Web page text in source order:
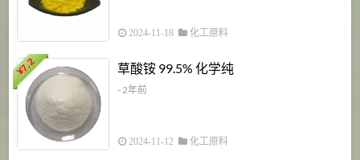
2024-11-18 化工原料
¥
7.2 草酸铵 99.5% 化学纯
- 2年前
2024-11-12 化工原料